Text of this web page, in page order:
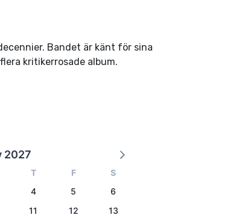
Bandet är känt för sina
kritikerrosade album.
2027
T F
S
4 5
6
11 12
13